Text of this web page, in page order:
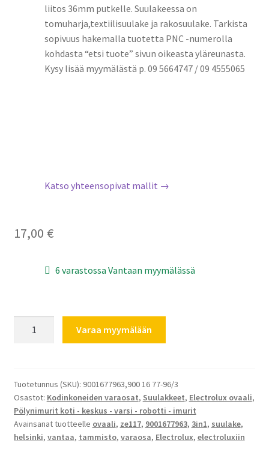
liitos 36mm putkelle. Suulakeessa on
tomuharja,textiilisuulake ja rakosuulake. Tarkista
sopivuus hakemalla tuotetta PNC -numerolla
kohdasta “etsi tuote” sivun oikeasta yläreunasta.
Kysy lisää myymälästä p. 09 5664747 / 09 4555065
Katso yhteensopivat mallit →
17,00 €
6 varastossa Vantaan myymälässä
ZE117
9001677963
määrä
Varaa myymälään
Tuotetunnus (SKU): 9001677963,900 16 77-96/3
Osastot: Kodinkoneiden varaosat, Suulakkeet, Electrolux ovaali,
Pölynimurit koti - keskus - varsi - robotti - imurit
Avainsanat tuotteelle ovaali, ze117, 9001677963, 3in1, suulake,
helsinki, vantaa, tammisto, varaosa, Electrolux, electroluxiin